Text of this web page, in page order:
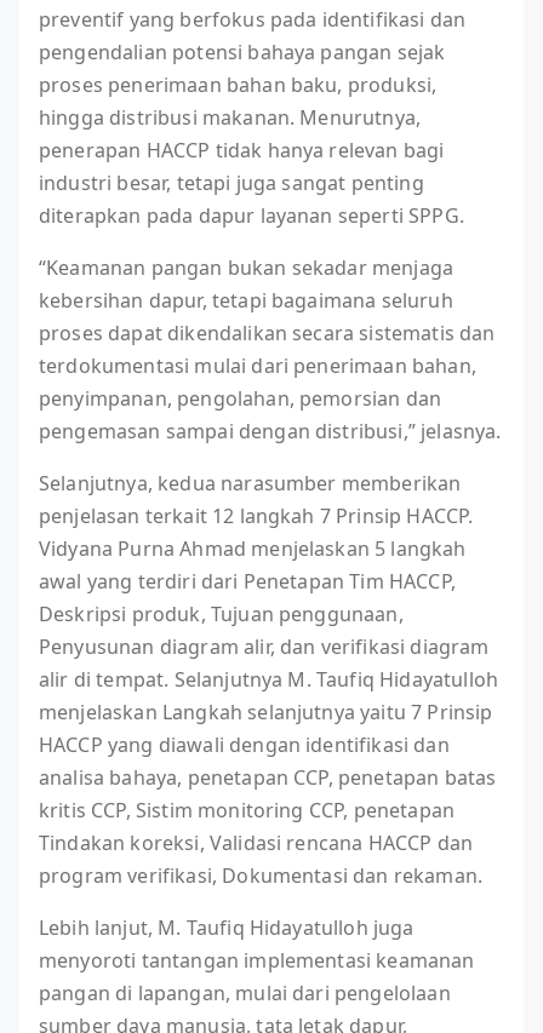
preventif yang berfokus pada identifikasi dan
pengendalian potensi bahaya pangan sejak
proses penerimaan bahan baku, produksi,
hingga distribusi makanan. Menurutnya,
penerapan HACCP tidak hanya relevan bagi
industri besar, tetapi juga sangat penting
diterapkan pada dapur layanan seperti SPPG.
“Keamanan pangan bukan sekadar menjaga
kebersihan dapur, tetapi bagaimana seluruh
proses dapat dikendalikan secara sistematis dan
terdokumentasi mulai dari penerimaan bahan,
penyimpanan, pengolahan, pemorsian dan
pengemasan sampai dengan distribusi,” jelasnya.
Selanjutnya, kedua narasumber memberikan
penjelasan terkait 12 langkah 7 Prinsip HACCP.
Vidyana Purna Ahmad menjelaskan 5 langkah
awal yang terdiri dari Penetapan Tim HACCP,
Deskripsi produk, Tujuan penggunaan,
Penyusunan diagram alir, dan verifikasi diagram
alir di tempat. Selanjutnya M. Taufiq Hidayatulloh
menjelaskan Langkah selanjutnya yaitu 7 Prinsip
HACCP yang diawali dengan identifikasi dan
analisa bahaya, penetapan CCP, penetapan batas
kritis CCP, Sistim monitoring CCP, penetapan
Tindakan koreksi, Validasi rencana HACCP dan
program verifikasi, Dokumentasi dan rekaman.
Lebih lanjut, M. Taufiq Hidayatulloh juga
menyoroti tantangan implementasi keamanan
pangan di lapangan, mulai dari pengelolaan
sumber daya manusia, tata letak dapur,